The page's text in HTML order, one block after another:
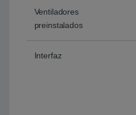
Ventiladores
preinstalados
Interfaz